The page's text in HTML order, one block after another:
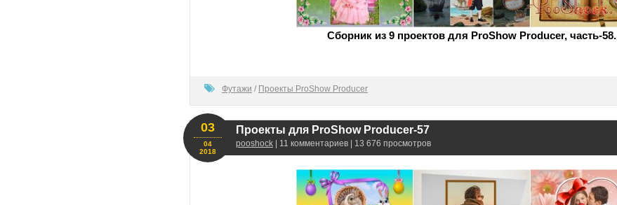
Сборник из 9 проектов для ProShow Producer, часть-58.
Футажи / Проекты ProShow Producer
Проекты для ProShow Producer-57
pooshock | 11 комментариев | 13 676 просмотров
03
04
2018